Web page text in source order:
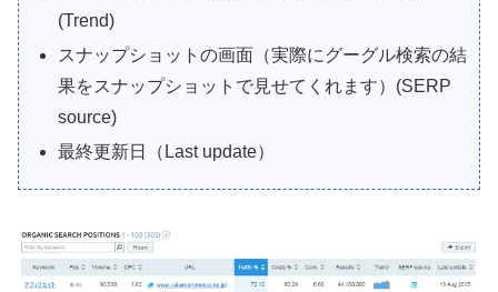
(Trend)
スナップショットの画面（実際にグーグル検索の結
果をスナップショットで見せてくれます）(SERP
source)
最終更新日（Last update）